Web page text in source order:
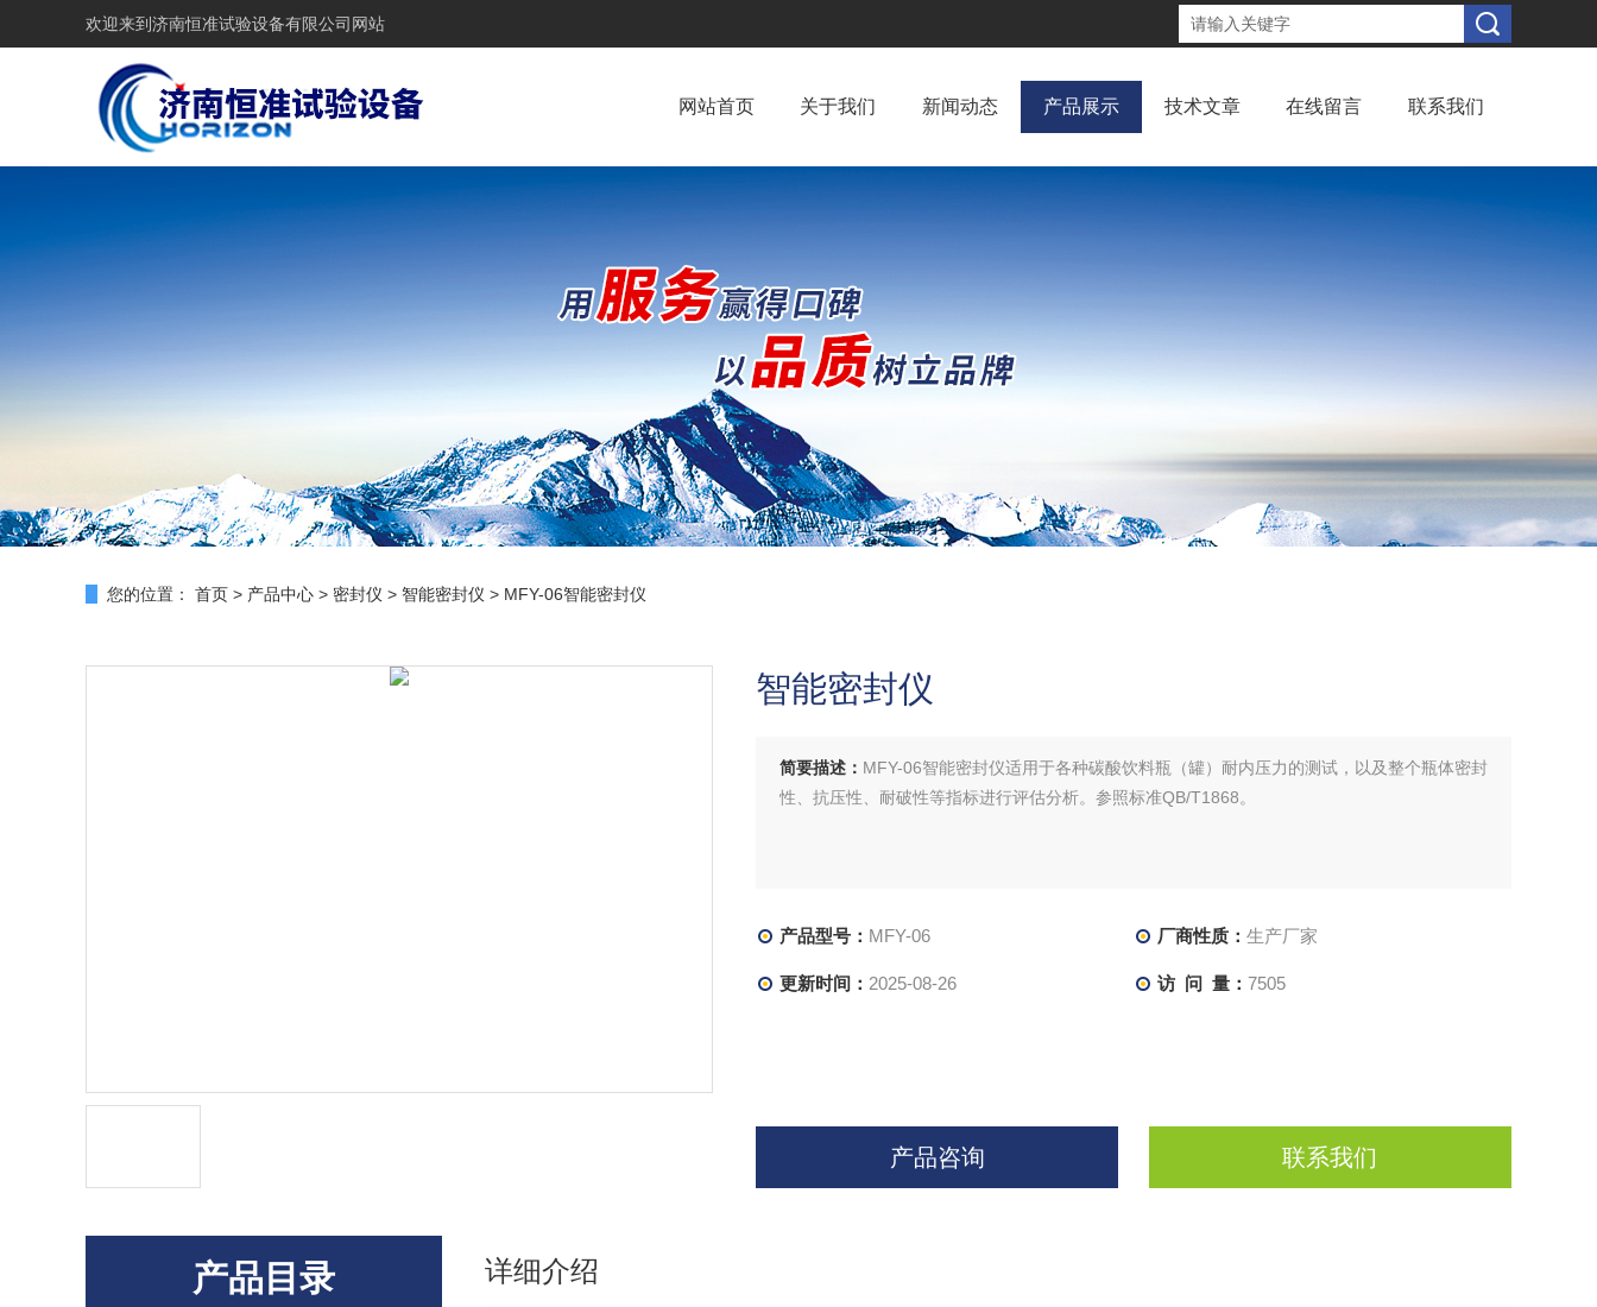
欢迎来到 济南恒准试验设备有限公司网站
网站首页 关于我们 新闻动态 产品展示 技术文章 在线留言 联系我们
您的位置： 首页 > 产品中心 > 密封仪 > 智能密封仪 > MFY-06智能密封仪
智能密封仪
简要描述： MFY-06智能密封仪适用于各种碳酸饮料瓶（罐）耐内压力的测试，以及整个瓶体密封
性、抗压性、耐破性等指标进行评估分析。参照标准QB/T1868。
产品型号： MFY-06 厂商性质： 生产厂家
更新时间： 2025-08-26 访 问 量： 7505
产品咨询 联系我们
产品目录 详细介绍